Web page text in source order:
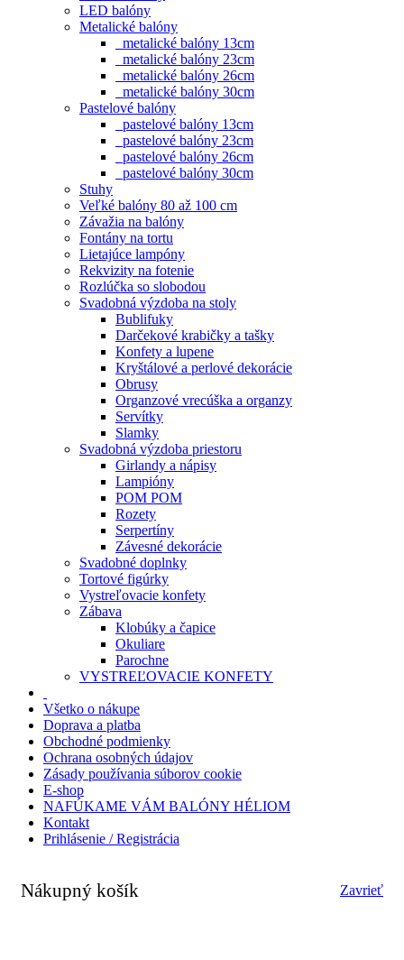
LED balóny
Metalické balóny
metalické balóny 13cm
metalické balóny 23cm
metalické balóny 26cm
metalické balóny 30cm
Pastelové balóny
pastelové balóny 13cm
pastelové balóny 23cm
pastelové balóny 26cm
pastelové balóny 30cm
Stuhy
Veľké balóny 80 až 100 cm
Závažia na balóny
Fontány na tortu
Lietajúce lampóny
Rekvizity na fotenie
Rozlúčka so slobodou
Svadobná výzdoba na stoly
Bublifuky
Darčekové krabičky a tašky
Konfety a lupene
Kryštálové a perlové dekorácie
Obrusy
Organzové vrecúška a organzy
Servítky
Slamky
Svadobná výzdoba priestoru
Girlandy a nápisy
Lampióny
POM POM
Rozety
Serpertíny
Závesné dekorácie
Svadobné doplnky
Tortové figúrky
Vystreľovacie konfety
Zábava
Klobúky a čapice
Okuliare
Parochne
VYSTREĽOVACIE KONFETY
Všetko o nákupe
Doprava a platba
Obchodné podmienky
Ochrana osobných údajov
Zásady používania súborov cookie
E-shop
NAFÚKAME VÁM BALÓNY HÉLIOM
Kontakt
Prihlásenie / Registrácia
Nákupný košík Zavrieť